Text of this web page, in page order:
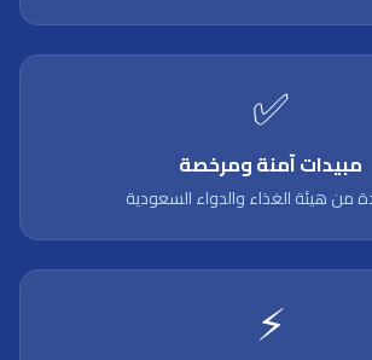
✅
مبيدات آمنة ومرخصة
من هيئة الغذاء والدواء السعودية
⚡